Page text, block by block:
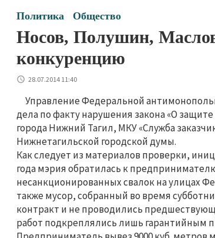
Политика Общество
Носов, Полушин,
конкуренцию
28.07.2014 11:40
Управление Федеральной
дела по факту нарушения закона «О
города Нижний Тагил, МКУ «Служба
Нижнетагильской городской думы.
Как следует из материалов проверки,
года мэрия обратилась к
несанкционированных свалок на улицах
также мусор, собранный во время
контракт и не проводились
работ подкреплялись лишь гарантийным